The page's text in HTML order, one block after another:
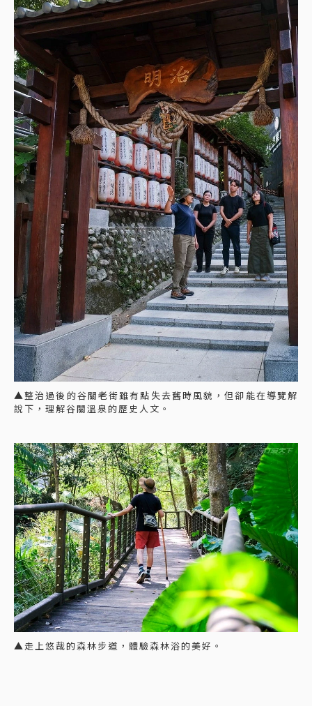
▲整治過後的谷關老街雖有點失去舊時風貌，但卻能在導覽解
說下，理解谷關溫泉的歷史人文。
▲走上悠哉的森林步道，體驗森林浴的美好。